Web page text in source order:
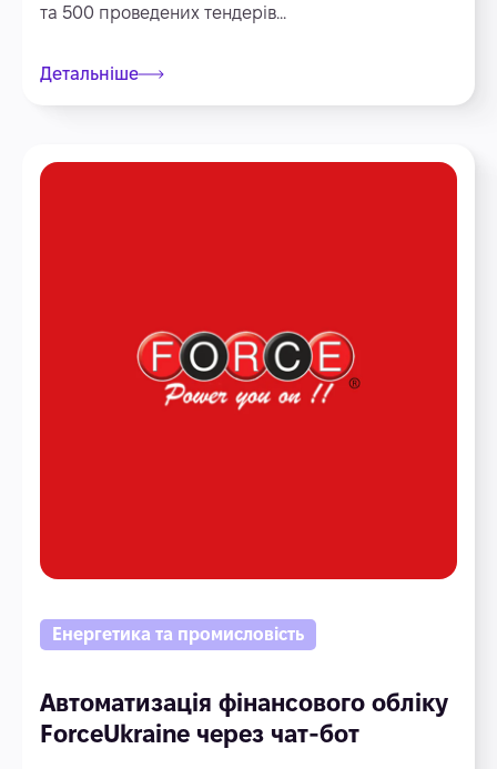
та 500 проведених тендерів...
Детальніше
Енергетика та промисловість
Автоматизація фінансового обліку
ForceUkraine через чат-бот